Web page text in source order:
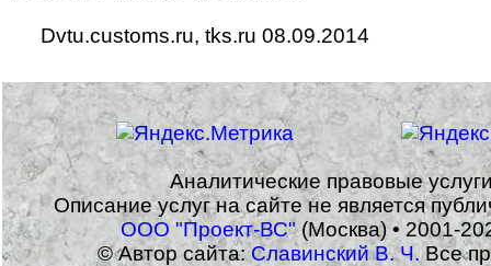
Dvtu.customs.ru, tks.ru 08.09.2014
Аналитические правовые
Описание услуг на сайте не является
ООО "Проект-ВС"(Москва) • 2001-
© Автор сайта:Славинский В. Ч.Все